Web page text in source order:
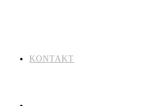
KONTAKT